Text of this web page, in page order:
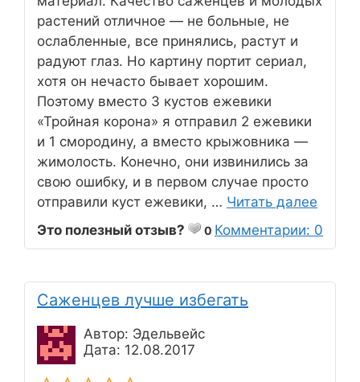
растений отличное — не больные, не
ослабленные, все принялись, растут и
радуют глаз. Но картину портит сериал,
хотя он нечасто бывает хорошим.
Поэтому вместо 3 кустов ежевики
«Тройная корона» я отправил 2 ежевики
и 1 смородину, а вместо крыжовника —
жимолость. Конечно, они извинились за
свою ошибку, и в первом случае просто
отправили куст ежевики, … Читать далее
Это полезный отзыв?
0 Комментарии: 0
Саженцев лучше избегать
Автор: Эдельвейс
Дата: 12.08.2017